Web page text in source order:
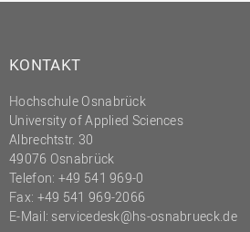
(PMO)
Prozessmanagement
Recht
Science to Business GmbH
Studierendensekretariat
KONTAKT
Hochschule Osnabrück
University of Applied Sciences
Albrechtstr. 30
49076 Osnabrück
Telefon: +49 541 969-0
Fax: +49 541 969-2066
E-Mail: servicedesk@hs-osnabrueck.de